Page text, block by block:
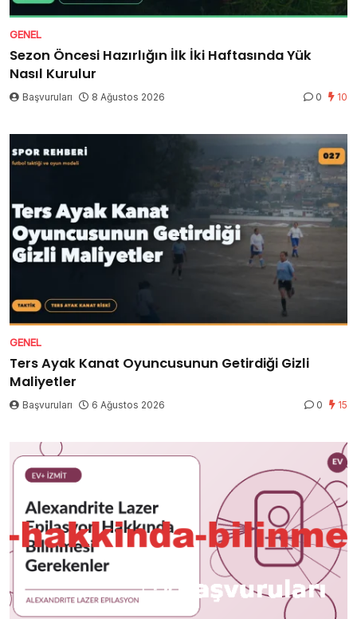
GENEL
Sezon Öncesi Hazırlığın İlk İki Haftasında Yük
Nasıl Kurulur
Başvuruları 8 Ağustos 2026 0 10
GENEL
Ters Ayak Kanat Oyuncusunun Getirdiği Gizli
Maliyetler
Başvuruları 6 Ağustos 2026 0 15